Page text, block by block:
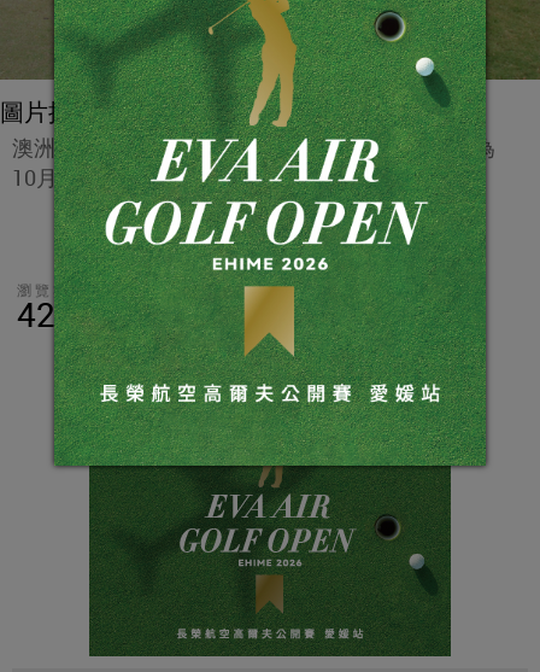
圖片提供／中華兩岸青少年高爾夫發展協會
澳洲高爾夫教練當肯(Jim Duncen) 來台教學；圖為
10月16日對老爺關西球場培訓球員教學情形。
瀏覽數
42,678 分享 LINE